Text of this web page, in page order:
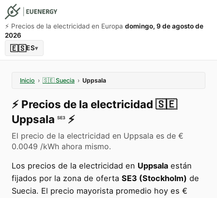
⚡️ Precios de la electricidad en Europa domingo, 9 de agosto de
2026
🇪🇸ES▾
Inicio › 🇸🇪 Suecia › Uppsala
⚡️ Precios de la electricidad 🇸🇪
Uppsala SE3 ⚡️
El precio de la electricidad en Uppsala es de €
0.0049 /kWh ahora mismo.
Los precios de la electricidad en Uppsala están
fijados por la zona de oferta SE3 (Stockholm) de
Suecia. El precio mayorista promedio hoy es €